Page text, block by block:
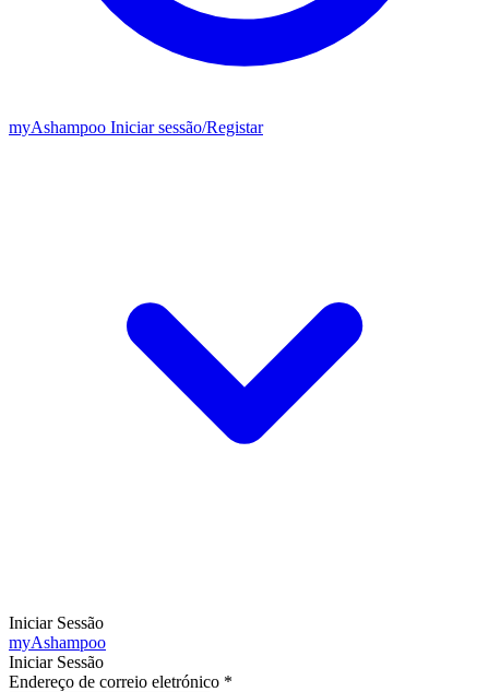
myAshampoo Iniciar sessão/Registar
Iniciar Sessão
myAshampoo
Iniciar Sessão
Endereço de correio eletrónico *